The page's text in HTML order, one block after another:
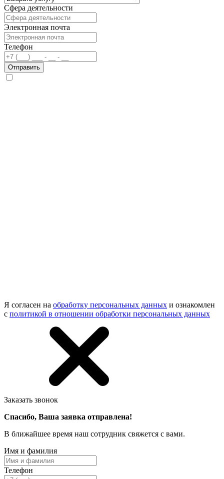
Сфера деятельности
Электронная почта
Телефон
Отправить
Я согласен на обработку персональных данных и ознакомлен
с политикой в отношении обработки персональных данных
Заказать звонок
Спасибо, Ваша заявка отправлена!
В ближайшее время наш сотрудник свяжется с вами.
Имя и фамилия
Телефон